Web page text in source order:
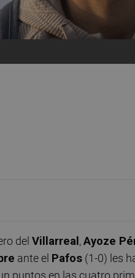
del Villarreal ,Ayoze
ante el Pafos (1-0) les
puntos en las cuatro